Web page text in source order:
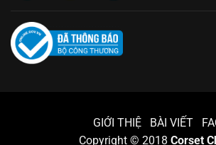
GIỚI THIỆ BÀI VIẾT
Copyright © 2018 Corset